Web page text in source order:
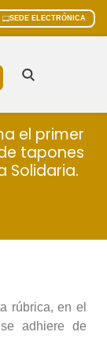
SEDE ELECTRÓNICA
el primer
tapones
Solidaria.
rúbrica, en el
adhiere de